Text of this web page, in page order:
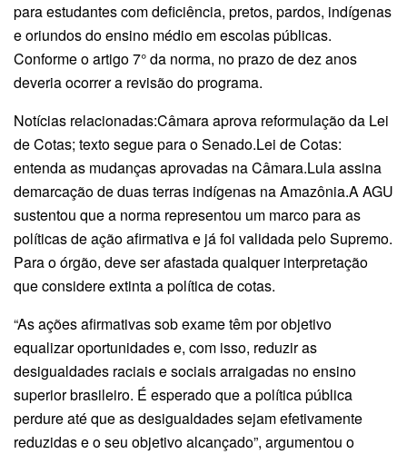
para estudantes com deficiência, pretos, pardos, indígenas
e oriundos do ensino médio em escolas públicas.
Conforme o artigo 7° da norma, no prazo de dez anos
deveria ocorrer a revisão do programa.
Notícias relacionadas:Câmara aprova reformulação da Lei
de Cotas; texto segue para o Senado.Lei de Cotas:
entenda as mudanças aprovadas na Câmara.Lula assina
demarcação de duas terras indígenas na Amazônia.A AGU
sustentou que a norma representou um marco para as
políticas de ação afirmativa e já foi validada pelo Supremo.
Para o órgão, deve ser afastada qualquer interpretação
que considere extinta a política de cotas.
“As ações afirmativas sob exame têm por objetivo
equalizar oportunidades e, com isso, reduzir as
desigualdades raciais e sociais arraigadas no ensino
superior brasileiro. É esperado que a política pública
perdure até que as desigualdades sejam efetivamente
reduzidas e o seu objetivo alcançado”, argumentou o